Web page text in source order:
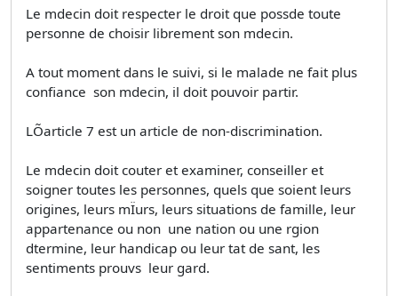
Le mdecin doit respecter le droit que possde toute
personne de choisir librement son mdecin.
A tout moment dans le suivi, si le malade ne fait plus
confiance  son mdecin, il doit pouvoir partir.
LÕarticle 7 est un article de non-discrimination.
Le mdecin doit couter et examiner, conseiller et
soigner toutes les personnes, quels que soient leurs
origines, leurs mÏurs, leurs situations de famille, leur
appartenance ou non  une nation ou une rgion
dtermine, leur handicap ou leur tat de sant, les
sentiments prouvs  leur gard.